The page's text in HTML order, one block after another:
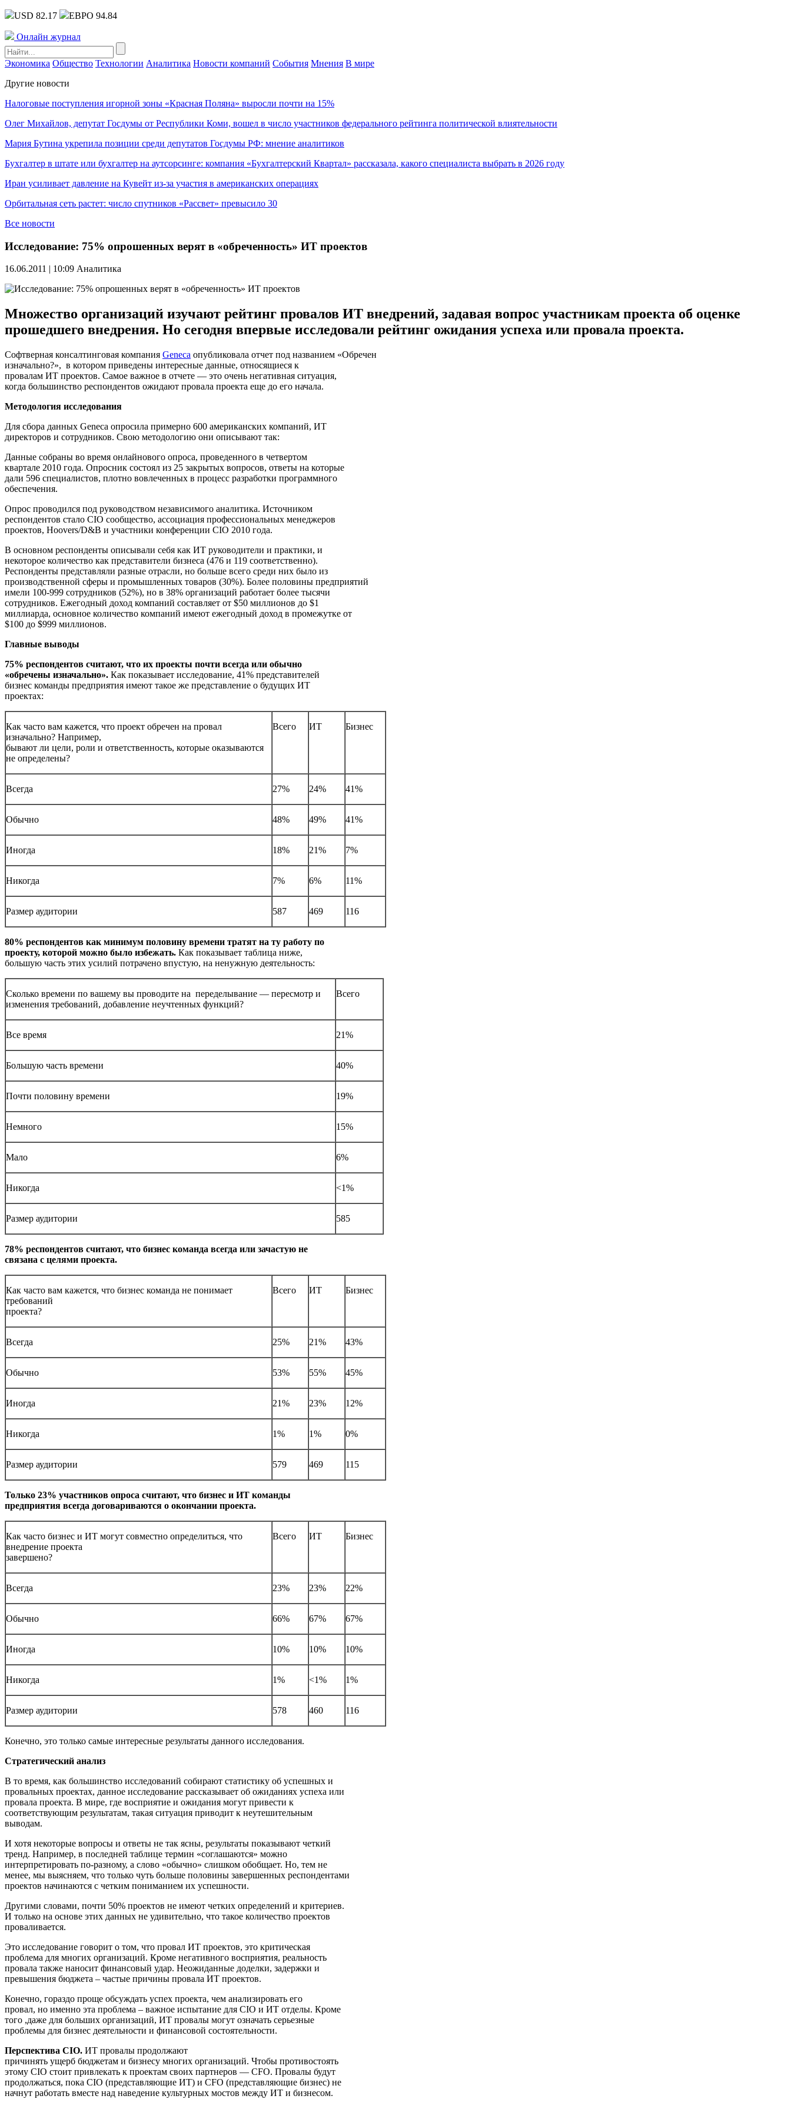
USD 82.17 ЕВРО 94.84
Онлайн журнал
Экономика Общество Технологии Аналитика Новости компаний События Мнения В мире
Другие новости
Налоговые поступления игорной зоны «Красная Поляна» выросли почти на 15%
Олег Михайлов, депутат Госдумы от Республики Коми, вошел в число участников федерального рейтинга политической влиятельности
Мария Бутина укрепила позиции среди депутатов Госдумы РФ: мнение аналитиков
Бухгалтер в штате или бухгалтер на аутсорсинге: компания «Бухгалтерский Квартал» рассказала, какого специалиста выбрать в 2026 году
Иран усиливает давление на Кувейт из-за участия в американских операциях
Орбитальная сеть растет: число спутников «Рассвет» превысило 30
Все новости
Исследование: 75% опрошенных верят в «обреченность» ИТ проектов
16.06.2011 | 10:09 Аналитика
Множество организаций изучают рейтинг провалов ИТ внедрений, задавая вопрос участникам проекта об оценке
прошедшего внедрения. Но сегодня впервые исследовали рейтинг ожидания успеха или провала проекта.
Софтверная консалтинговая компания Geneca опубликовала отчет под названием «Обречен
изначально?», в котором приведены интересные данные, относящиеся к
провалам ИТ проектов. Самое важное в отчете — это очень негативная ситуация,
когда большинство респондентов ожидают провала проекта еще до его начала.
Методология исследования
Для сбора данных Geneca опросила примерно 600 американских компаний, ИТ
директоров и сотрудников. Свою методологию они описывают так:
Данные собраны во время онлайнового опроса, проведенного в четвертом
квартале 2010 года. Опросник состоял из 25 закрытых вопросов, ответы на которые
дали 596 специалистов, плотно вовлеченных в процесс разработки программного
обеспечения.
Опрос проводился под руководством независимого аналитика. Источником
респондентов стало CIO сообщество, ассоциация профессиональных менеджеров
проектов, Hoovers/D&B и участники конференции CIO 2010 года.
В основном респонденты описывали себя как ИТ руководители и практики, и
некоторое количество как представители бизнеса (476 и 119 соответственно).
Респонденты представляли разные отрасли, но больше всего среди них было из
производственной сферы и промышленных товаров (30%). Более половины предприятий
имели 100-999 сотрудников (52%), но в 38% организаций работает более тысячи
сотрудников. Ежегодный доход компаний составляет от $50 миллионов до $1
миллиарда, основное количество компаний имеют ежегодный доход в промежутке от
$100 до $999 миллионов.
Главные выводы
75% респондентов считают, что их проекты почти всегда или обычно
«обречены изначально». Как показывает исследование, 41% представителей
бизнес команды предприятия имеют такое же представление о будущих ИТ
проектах:
Как часто вам кажется, что проект обречен на провал
изначально? Например,
бывают ли цели, роли и ответственность, которые оказываются
не определены?
Всего ИТ Бизнес
Всегда 27% 24% 41%
Обычно 48% 49% 41%
Иногда 18% 21% 7%
Никогда 7% 6% 11%
Размер аудитории 587 469 116
80% респондентов как минимум половину времени тратят на ту работу по
проекту, которой можно было избежать. Как показывает таблица ниже,
большую часть этих усилий потрачено впустую, на ненужную деятельность:
Сколько времени по вашему вы проводите на переделывание — пересмотр и
изменения требований, добавление неучтенных функций?
Всего
Все время 21%
Большую часть времени 40%
Почти половину времени 19%
Немного 15%
Мало 6%
Никогда <1%
Размер аудитории 585
78% респондентов считают, что бизнес команда всегда или зачастую не
связана с целями проекта.
Как часто вам кажется, что бизнес команда не понимает
требований
проекта?
Всего ИТ Бизнес
Всегда 25% 21% 43%
Обычно 53% 55% 45%
Иногда 21% 23% 12%
Никогда 1% 1% 0%
Размер аудитории 579 469 115
Только 23% участников опроса считают, что бизнес и ИТ команды
предприятия всегда договариваются о окончании проекта.
Как часто бизнес и ИТ могут совместно определиться, что
внедрение проекта
завершено?
Всего ИТ Бизнес
Всегда 23% 23% 22%
Обычно 66% 67% 67%
Иногда 10% 10% 10%
Никогда 1% <1% 1%
Размер аудитории 578 460 116
Конечно, это только самые интересные результаты данного исследования.
Стратегический анализ
В то время, как большинство исследований собирают статистику об успешных и
провальных проектах, данное исследование рассказывает об ожиданиях успеха или
провала проекта. В мире, где восприятие и ожидания могут привести к
соответствующим результатам, такая ситуация приводит к неутешительным
выводам.
И хотя некоторые вопросы и ответы не так ясны, результаты показывают четкий
тренд. Например, в последней таблице термин «соглашаются» можно
интерпретировать по-разному, а слово «обычно» слишком обобщает. Но, тем не
менее, мы выясняем, что только чуть больше половины завершенных респондентами
проектов начинаются с четким пониманием их успешности.
Другими словами, почти 50% проектов не имеют четких определений и критериев.
И только на основе этих данных не удивительно, что такое количество проектов
проваливается.
Это исследование говорит о том, что провал ИТ проектов, это критическая
проблема для многих организаций. Кроме негативного восприятия, реальность
провала также наносит финансовый удар. Неожиданные доделки, задержки и
превышения бюджета – частые причины провала ИТ проектов.
Конечно, гораздо проще обсуждать успех проекта, чем анализировать его
провал, но именно эта проблема – важное испытание для CIO и ИТ отделы. Кроме
того ,даже для больших организаций, ИТ провалы могут означать серьезные
проблемы для бизнес деятельности и финансовой состоятельности.
Перспектива CIO. ИТ провалы продолжают
причинять ущерб бюджетам и бизнесу многих организаций. Чтобы противостоять
этому CIO стоит привлекать к проектам своих партнеров — CFO. Провалы будут
продолжаться, пока CIO (представляющие ИТ) и CFO (представляющие бизнес) не
начнут работать вместе над наведение культурных мостов между ИТ и бизнесом.